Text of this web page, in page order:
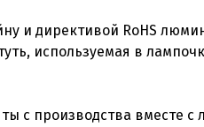
и директивой RoHS
используемая в
с производства вместе